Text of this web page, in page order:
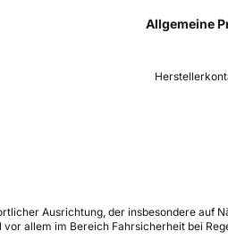
Allgemeine
Ausrichtung, der insbesondere auf
allem im Bereich Fahrsicherheit bei